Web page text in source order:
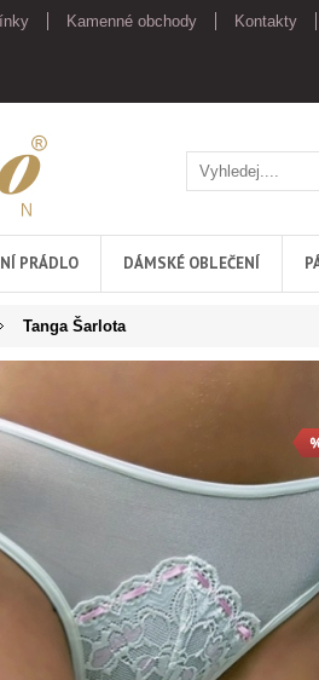
Kamenné obchody
Kontakty
PRÁDLO DÁMSKÉ OBLEČENÍ
Tanga Šarlota